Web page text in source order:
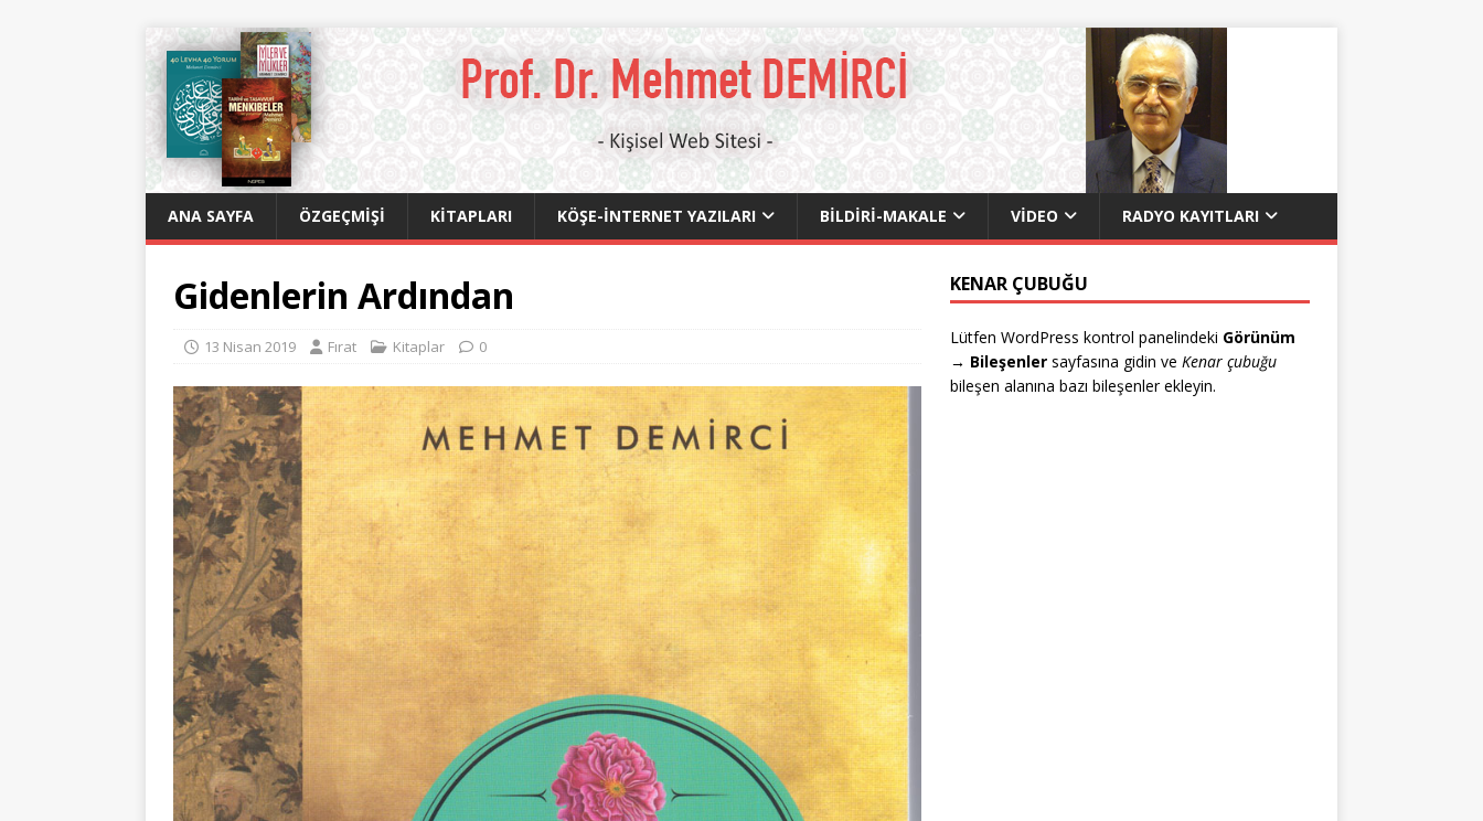
ANA SAYFA ÖZGEÇMIŞI KITAPLARI KÖŞE-İNTERNET YAZILARI BILDIRI-MAKALE VIDEO RADYO KAYITLARI
Gidenlerin Ardından
13 Nisan 2019 Fırat Kitaplar 0
KENAR ÇUBUĞU
Lütfen WordPress kontrol panelindeki Görünüm
→ Bileşenlersayfasına gidin ve Kenar çubuğu
bileşen alanına bazı bileşenler ekleyin.